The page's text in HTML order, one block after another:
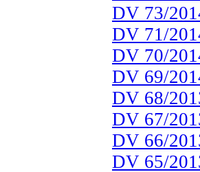
DV 73/
DV 71/
DV 70/
DV 69/
DV 68/
DV 67/
DV 66/
DV 65/